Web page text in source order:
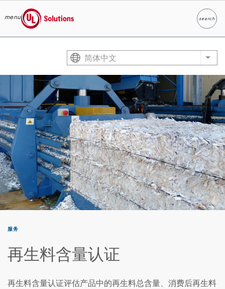
menu
UL Solutions
searchSearch
简体中文 List
服务
再生料含量认证
再生料含量认证评估产品中的再生料总含量、消费后再生料